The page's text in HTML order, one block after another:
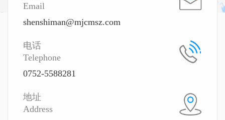
Email
shenshiman@mjcmsz.com
电话
Telephone
0752-5588281
地址
Address